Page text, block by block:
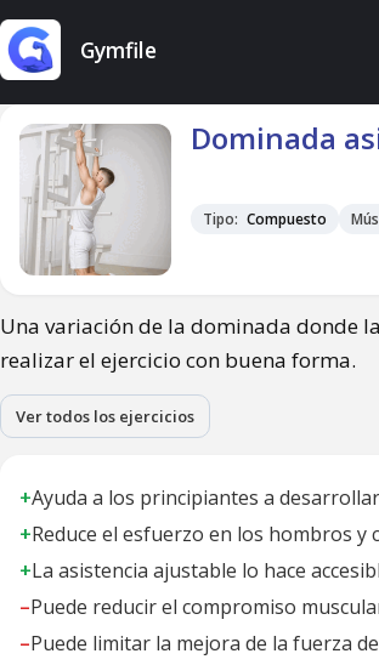
Gymfile
Dominada
Tipo: Compuesto
Una variación de la dominada donde
realizar el ejercicio con buena forma.
Ver todos los ejercicios
+Ayuda a los principiantes a
+Reduce el esfuerzo en los hombros y
+La asistencia ajustable lo hace
–Puede reducir el compromiso
–Puede limitar la mejora de la fuerza